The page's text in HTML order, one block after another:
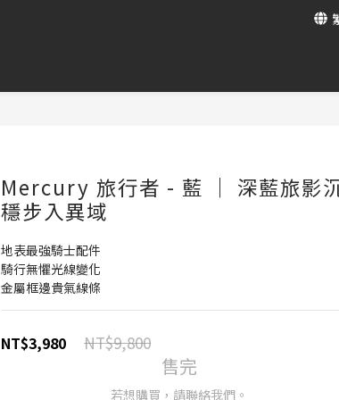
Mercury 旅行者 - 藍 ｜ 深藍旅影
穩步入異域
地表最強騎士配件
騎行無懼光線變化
金屬框邊貴氣線條
NT$3,980 NT$9,800
售完
若想購買，請聯絡我們。